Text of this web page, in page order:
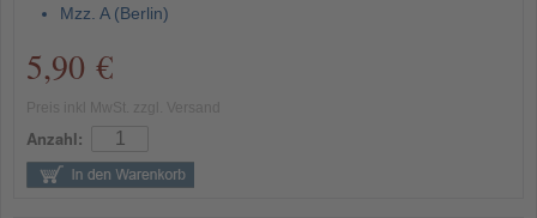
Mzz. A (Berlin)
5,90 €
Anzahl: